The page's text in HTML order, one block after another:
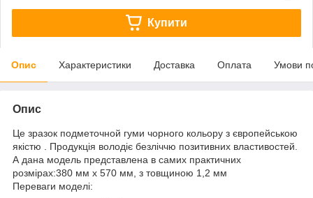
Купити
Опис Характеристики Доставка Оплата Умови
Опис
Це зразок подметочной гуми чорного кольору з європейською
якістю . Продукція володіє безліччю позитивних властивостей.
А дана модель представлена в самих практичних
розмірах:380 мм х 570 мм, з товщиною 1,2 мм
Переваги моделі: